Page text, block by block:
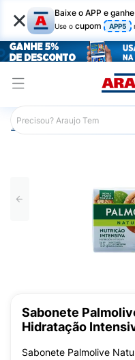
× Baixe o APP e
Use o cupom APP5
Araujo Higiene Pessoal
Sabonete
Hidratação
Sabonete Palmolive